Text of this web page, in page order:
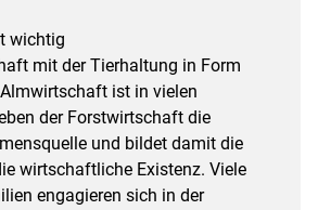
wichtig
mit der Tierhaltung in Form
ist in vielen
der Forstwirtschaft die
und bildet damit die
wirtschaftliche Existenz. Viele
engagieren sich in der